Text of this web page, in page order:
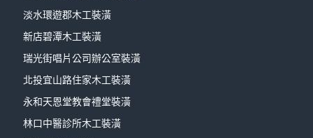
淡水環遊郡木工裝潢
新店碧潭木工裝潢
瑞光街唱片公司辦公室裝潢
北投宜山路住家木工裝潢
永和天恩堂教會禮堂裝潢
林口中醫診所木工裝潢